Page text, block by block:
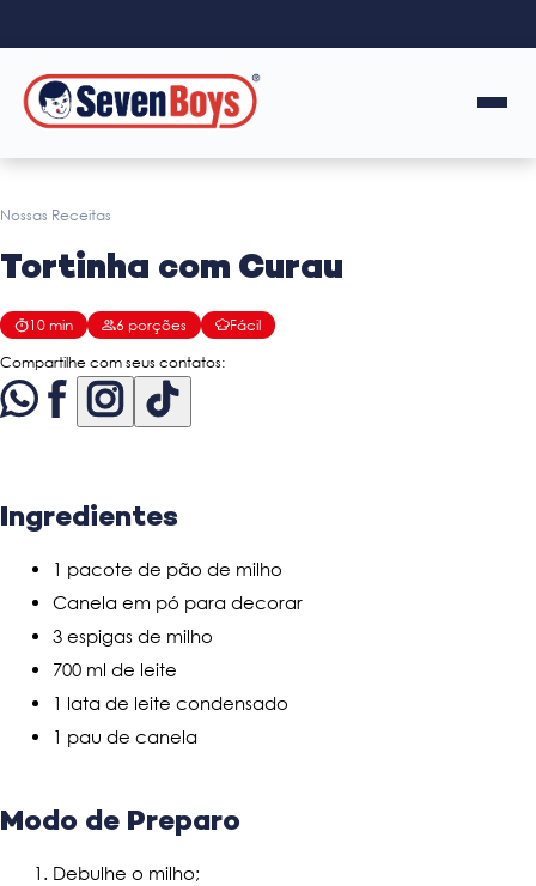
Nossas Receitas
Tortinha com Curau
10 min 6 porções Fácil
Compartilhe com seus contatos:
Ingredientes
1 pacote de pão de milho
Canela em pó para decorar
3 espigas de milho
700 ml de leite
1 lata de leite condensado
1 pau de canela
Modo de Preparo
Debulhe o milho;